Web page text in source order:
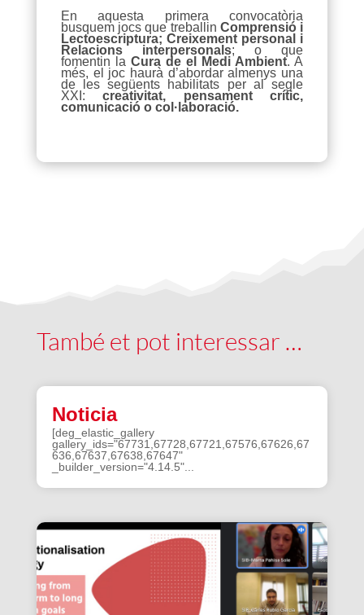
En aquesta primera convocatòria
busquem jocs que treballin Comprensió i
Lectoescriptura; Creixement personal i
Relacions interpersonals; o que
fomentin la Cura de el Medi Ambient. A
més, el joc haurà d’abordar almenys una
de les següents habilitats per al segle
XXI:creativitat, pensament crític,
comunicació o col·laboració.
També et pot interessar …
Noticia
[deg_elastic_gallery
gallery_ids="67731,67728,67721,67576,67626,67
636,67637,67638,67647"
_builder_version="4.14.5"...